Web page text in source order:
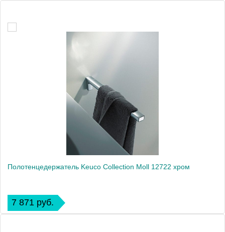
Полотенцедержатель Keuco Collection Moll 12722 хром
7 871 руб.